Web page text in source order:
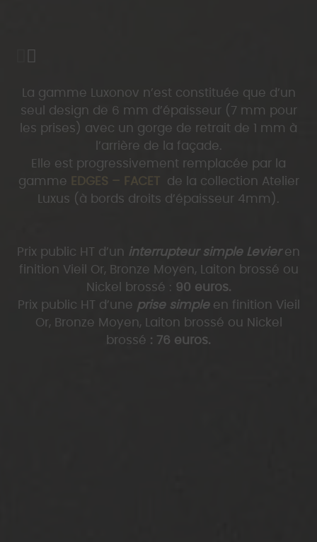
La gamme Luxonov n’est constituée que d’un
seul design de 6 mm d’épaisseur (7 mm pour
les prises) avec un gorge de retrait de 1 mm à
l’arrière de la façade.
Elle est progressivement remplacée par la
gamme EDGES – FACETde la collection Atelier
Luxus (à bords droits d’épaisseur 4mm).
Prix public HT d’un interrupteur simple Levieren
finition Vieil Or, Bronze Moyen, Laiton brossé ou
Nickel brossé : 90 euros.
Prix public HT d’une prise simpleen finition Vieil
Or, Bronze Moyen, Laiton brossé ou Nickel
brossé : 76 euros.